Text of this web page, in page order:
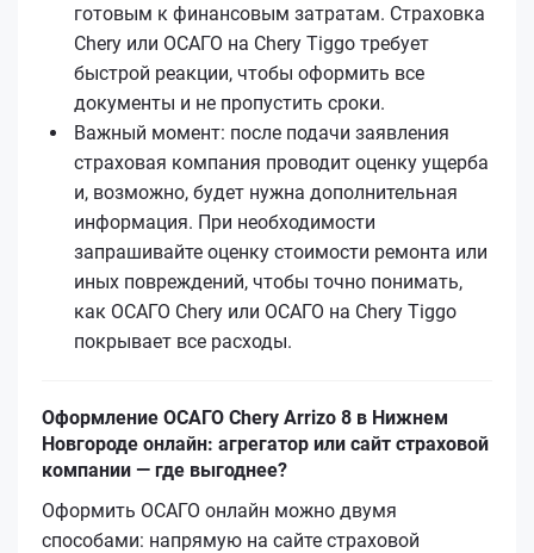
готовым к финансовым затратам. Страховка
Chery или ОСАГО на Chery Tiggo требует
быстрой реакции, чтобы оформить все
документы и не пропустить сроки.
Важный момент: после подачи заявления
страховая компания проводит оценку ущерба
и, возможно, будет нужна дополнительная
информация. При необходимости
запрашивайте оценку стоимости ремонта или
иных повреждений, чтобы точно понимать,
как ОСАГО Chery или ОСАГО на Chery Tiggo
покрывает все расходы.
Оформление ОСАГО Chery Arrizo 8 в Нижнем
Новгороде онлайн: агрегатор или сайт страховой
компании — где выгоднее?
Оформить ОСАГО онлайн можно двумя
способами: напрямую на сайте страховой